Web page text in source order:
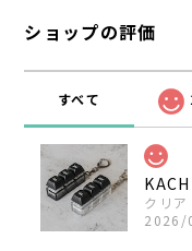
ショップの評価
すべて
クリア
2026/